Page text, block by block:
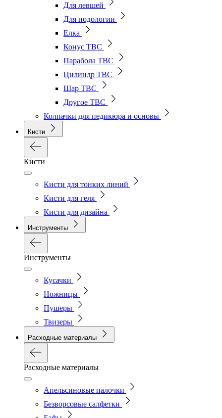
Для левшей
Для подологии
Елка
Конус ТВС
Парабола ТВС
Цилиндр ТВС
Шар ТВС
Другое ТВС
Колпачки для педикюра и основы
Кисти
Кисти
Кисти для тонких линий
Кисти для геля
Кисти для дизайна
Инструменты
Инструменты
Кусачки
Ножницы
Пушеры
Твизеры
Расходные материалы
Расходные материалы
Апельсиновые палочки
Безворсовые салфетки